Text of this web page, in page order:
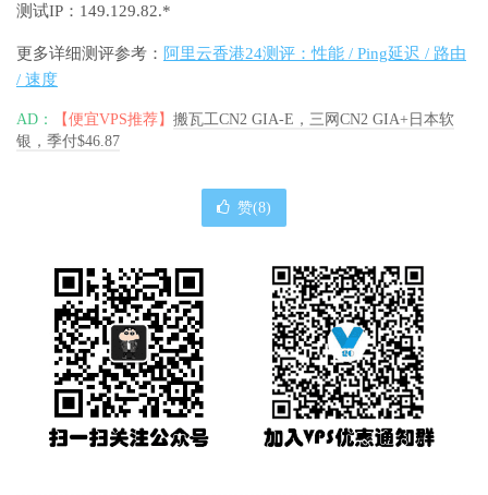
测试IP：149.129.82.*
更多详细测评参考： 阿里云香港24测评：性能 / Ping延迟 / 路由
/ 速度
AD： 【便宜VPS推荐】 搬瓦工CN2 GIA-E，三网CN2 GIA+日本软
银，季付$46.87
赞(8)